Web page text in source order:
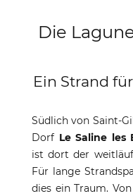
Die
Ein Strand
Südlich von Saint-
Dorf Le Saline les
ist dort der
Für lange
dies ein Traum.